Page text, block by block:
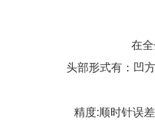
在
头部形式有：凹
精度:顺时针误